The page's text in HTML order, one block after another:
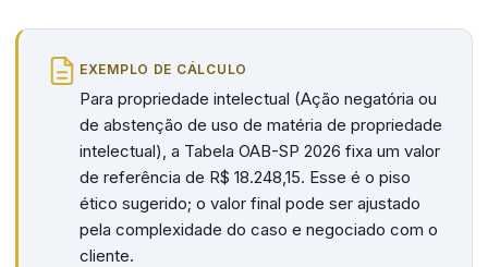
EXEMPLO DE CÁLCULO
Para propriedade intelectual (Ação negatória ou
de abstenção de uso de matéria de propriedade
intelectual), a Tabela OAB-SP 2026 fixa um valor
de referência de R$ 18.248,15. Esse é o piso
ético sugerido; o valor final pode ser ajustado
pela complexidade do caso e negociado com o
cliente.